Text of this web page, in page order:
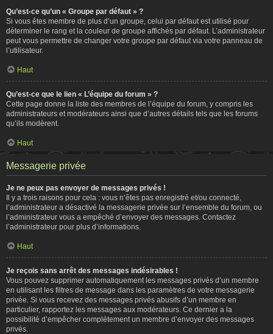
Qu’est-ce qu’un « Groupe par défaut » ?
Si vous êtes membre de plus d’un groupe, celui par défaut est utilisé pour
déterminer le rang et la couleur de groupe affichés par défaut. L’administrateur
peut vous permettre de changer votre groupe par défaut via votre panneau de
l’utilisateur.
Haut
Qu’est-ce que le lien « L’équipe du forum » ?
Cette page donne la liste des membres de l’équipe du forum, y compris les
administrateurs et modérateurs ainsi que d’autres détails tels que les forums
qu’ils modèrent.
Haut
Messagerie privée
Je ne peux pas envoyer de messages privés !
Il y a trois raisons pour cela : vous n’êtes pas enregistré et/ou connecté,
l’administrateur a désactivé la messagerie privée sur l’ensemble du forum, ou
l’administrateur vous a empêché d’envoyer des messages. Contactez
l’administrateur pour plus d’informations.
Haut
Je reçois sans arrêt des messages indésirables !
Vous pouvez supprimer automatiquement les messages privés d’un membre
en utilisant les filtres de message dans les paramètres de votre messagerie
privée. Si vous recevez des messages privés abusifs d’un membre en
particulier, rapportez les messages aux modérateurs. Ce dernier a la
possibilité d’empêcher complètement un membre d’envoyer des messages
privés.